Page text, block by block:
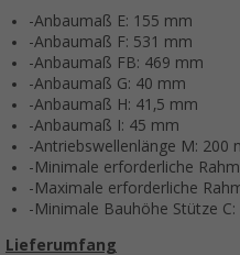
-Anbaumaß E: 155 mm
-Anbaumaß F: 531 mm
-Anbaumaß FB: 469 mm
-Anbaumaß G: 40 mm
-Anbaumaß H: 41,5 mm
-Anbaumaß I: 45 mm
-Antriebswellenlänge M: 200
-Minimale erforderliche
-Maximale erforderliche
-Minimale Bauhöhe Stütze C:
Lieferumfang